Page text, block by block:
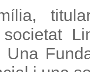
Una